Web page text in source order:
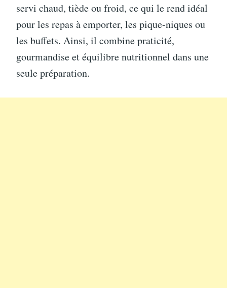
servi chaud, tiède ou froid, ce qui le rend idéal
pour les repas à emporter, les pique-niques ou
les buffets. Ainsi, il combine praticité,
gourmandise et équilibre nutritionnel dans une
seule préparation.